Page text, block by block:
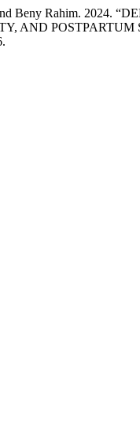
Beny Rahim. 2024.
AND